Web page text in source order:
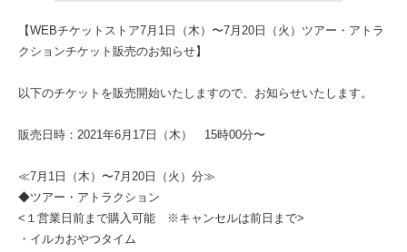
【WEBチケットストア7月1日（木）〜7月20日（火）ツアー・アトラ
クションチケット販売のお知らせ】
以下のチケットを販売開始いたしますので、お知らせいたします。
販売日時：2021年6月17日（木） 15時00分〜
≪7月1日（木）〜7月20日（火）分≫
◆ツアー・アトラクション
<１営業日前まで購入可能 ※キャンセルは前日まで>
・イルカおやつタイム